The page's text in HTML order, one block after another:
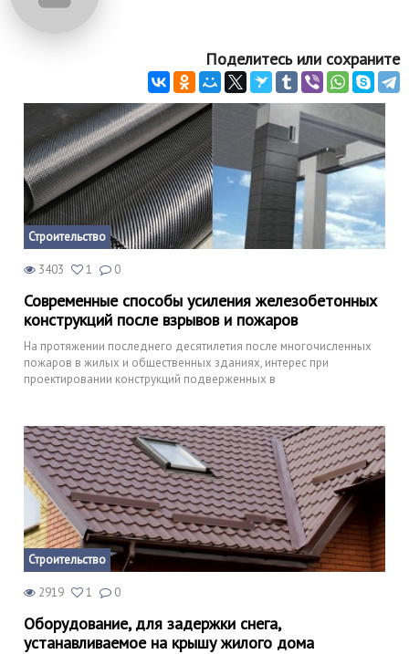
Поделитесь или сохраните
Строительство
3403 1 0
Современные способы усиления железобетонных
конструкций после взрывов и пожаров
На протяжении последнего десятилетия после многочисленных
пожаров в жилых и общественных зданиях, интерес при
проектировании конструкций подверженных в
Строительство
2919 1 0
Оборудование, для задержки снега,
устанавливаемое на крышу жилого дома